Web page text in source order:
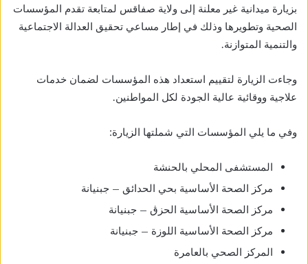
بزيارة ميدانية غير معلنة إلى ولاية صفاقس لمتابعة تقدم المؤسسات
الصحية وتطويرها وذلك في إطار مساعي تحقيق العدالة الاجتماعية
والتنمية المتوازنة.
وجاءت الزيارة لتقييم استعداد هذه المؤسسات لضمان خدمات
علاجية ووقائية عالية الجودة لكل المواطنين.
وفي ما يلي المؤسسات التي شملتها الزيارة:
المستشفى المحلي بالحنشة
مركز الصحة الأساسية بحي الحدائق – جبنيانة
مركز الصحة الأساسية الحزڨ – جبنيانة
مركز الصحة الأساسية اللوزة – جبنيانة
المركز الصحي بالعامرة